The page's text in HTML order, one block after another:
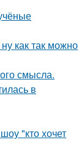
как так можно
смысла.
в
"кто хочет